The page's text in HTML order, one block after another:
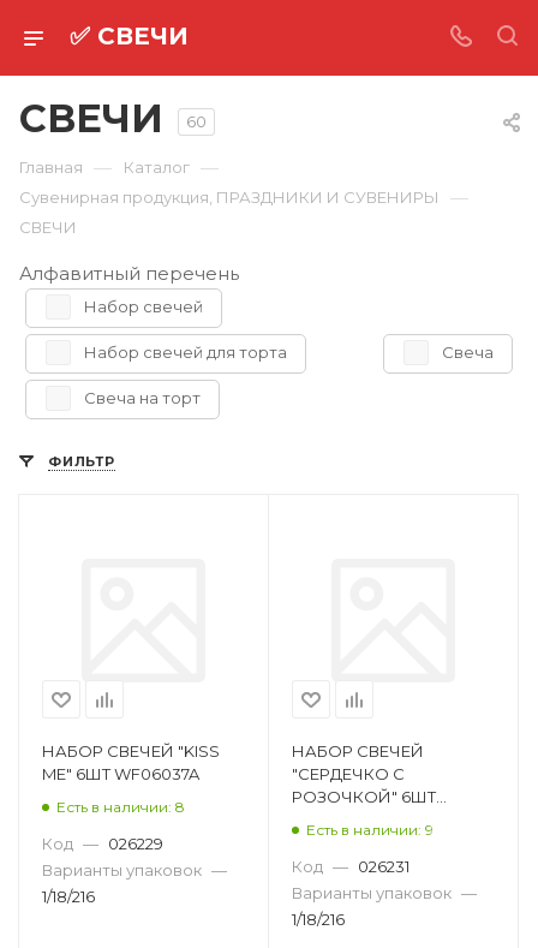
✅ СВЕЧИ
СВЕЧИ 60
Главная — Каталог —
Сувенирная продукция, ПРАЗДНИКИ И СУВЕНИРЫ —
СВЕЧИ
Алфавитный перечень
Набор свечей
Набор свечей для торта Свеча
Свеча на торт
ФИЛЬТР
НАБОР СВЕЧЕЙ "KISS
ME" 6ШТ WF06037A
Есть в наличии: 8
Код — 026229
Варианты упаковок —
1/18/216
НАБОР СВЕЧЕЙ
"СЕРДЕЧКО С
РОЗОЧКОЙ" 6ШТ
Есть в наличии: 9
Код — 026231
Варианты упаковок —
1/18/216